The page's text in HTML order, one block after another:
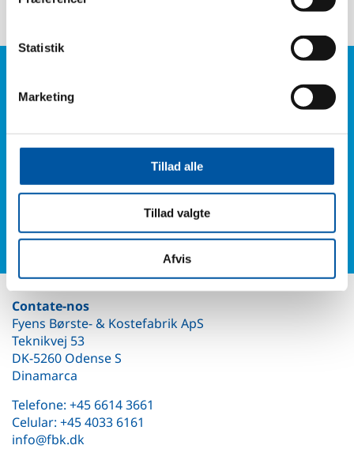
Statistik
Marketing
Tillad alle
Tillad valgte
Afvis
Dúvidas?
Telefone: +45
6614 3661
Ou preencha nosso formulário de contato e você
receberá notícias nossas.
Formulário de Contato
Contate-nos
Fyens Børste- & Kostefabrik ApS
Teknikvej 53
DK-5260 Odense S
Dinamarca
Telefone: +45 6614 3661
Celular: +45 4033 6161
info@fbk.dk